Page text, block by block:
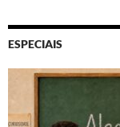
ESPECIAIS